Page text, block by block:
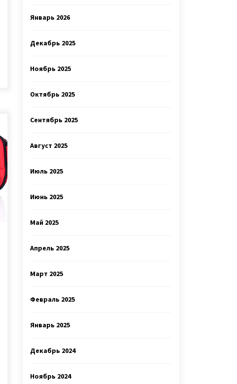
Январь 2026
Декабрь 2025
Ноябрь 2025
Октябрь 2025
Сентябрь 2025
Август 2025
Июль 2025
Июнь 2025
Май 2025
Апрель 2025
Март 2025
Февраль 2025
Январь 2025
Декабрь 2024
Ноябрь 2024